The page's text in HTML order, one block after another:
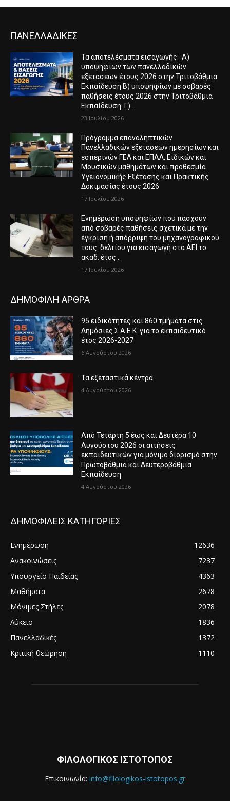
ΠΑΝΕΛΛΑΔΙΚΕΣ
Τα αποτελέσματα εισαγωγής: Α)
υποψηφίων των πανελλαδικών
εξετάσεων έτους 2026 στην Τριτοβάθμια
Εκπαίδευση Β) υποψηφίων με σοβαρές
παθήσεις έτους 2026 στην Τριτοβάθμια
Εκπαίδευση Γ)...
23 Ιουλίου 2026
Πρόγραμμα επαναληπτικών
Πανελλαδικών εξετάσεων ημερησίων και
εσπερινών ΓΕΛ και ΕΠΑΛ, Ειδικών και
Μουσικών μαθημάτων και προθεσμία
Υγειονομικής Εξέτασης και Πρακτικής
Δοκιμασίας έτους 2026
17 Ιουλίου 2026
Ενημέρωση υποψηφίων που πάσχουν
από σοβαρές παθήσεις σχετικά με την
έγκριση ή απόρριψη του μηχανογραφικού
τους δελτίου για εισαγωγή στα ΑΕΙ το
ακαδ. έτος...
17 Ιουλίου 2026
ΔΗΜΟΦΙΛΗ ΑΡΘΡΑ
95 ειδικότητες και 860 τμήματα στις
Δημόσιες Σ.Α.Ε.Κ. για το εκπαιδευτικό
έτος 2026-2027
6 Αυγούστου 2026
Τα εξεταστικά κέντρα
4 Αυγούστου 2026
Από Τετάρτη 5 έως και Δευτέρα 10
Αυγούστου 2026 οι αιτήσεις
εκπαιδευτικών για μόνιμο διορισμό στην
Πρωτοβάθμια και Δευτεροβάθμια
Εκπαίδευση
4 Αυγούστου 2026
ΔΗΜΟΦΙΛΕΙΣ ΚΑΤΗΓΟΡΙΕΣ
Ενημέρωση
12636
Ανακοινώσεις
7237
Υπουργείο Παιδείας
4363
Μαθήματα
2678
Μόνιμες Στήλες
2078
Λύκειο
1836
Πανελλαδικές
1372
Κριτική θεώρηση
1110
ΦΙΛΟΛΟΓΙΚΟΣ ΙΣΤΟΤΟΠΟΣ
Επικοινωνία: info@filologikos-istotopos.gr